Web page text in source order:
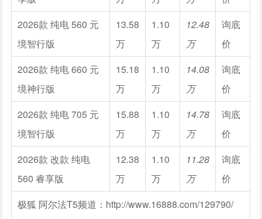
2026款 纯电 560 元
境智行版
13.58
万
1.10
万
12.48
万
询底
价
2026款 纯电 660 元
境神行版
15.18
万
1.10
万
14.08
万
询底
价
2026款 纯电 705 元
境智行版
15.88
万
1.10
万
14.78
万
询底
价
2026款 改款 纯电
560 睿享版
12.38
万
1.10
万
11.28
万
询底
价
极狐 阿尔法T5频道：http://www.16888.com/129790/